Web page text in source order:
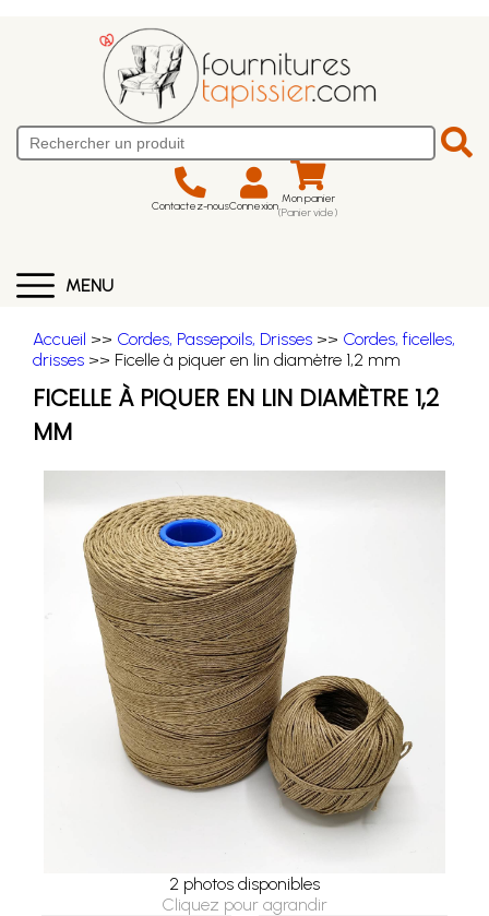
Contactez-nousConnexion Mon panier
(Panier vide)
MENU
Accueil >> Cordes, Passepoils, Drisses >> Cordes, ficelles,
drisses >> Ficelle à piquer en lin diamètre 1,2 mm
FICELLE À PIQUER EN LIN DIAMÈTRE 1,2
MM
2 photos disponibles
Cliquez pour agrandir